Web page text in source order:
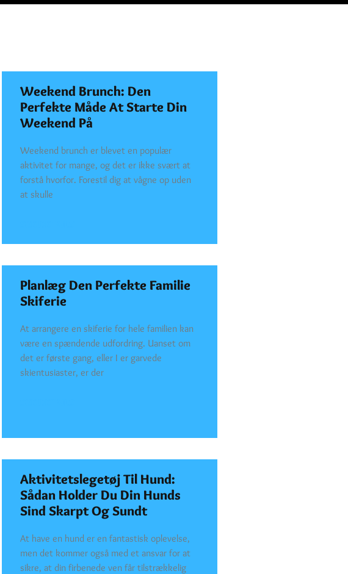
Weekend Brunch: Den
Perfekte Måde At Starte Din
Weekend På
Weekend brunch er blevet en populær
aktivitet for mange, og det er ikke svært at
forstå hvorfor. Forestil dig at vågne op uden
at skulle
Planlæg Den Perfekte Familie
Skiferie
At arrangere en skiferie for hele familien kan
være en spændende udfordring. Uanset om
det er første gang, eller I er garvede
skientusiaster, er der
Aktivitetslegetøj Til Hund:
Sådan Holder Du Din Hunds
Sind Skarpt Og Sundt
At have en hund er en fantastisk oplevelse,
men det kommer også med et ansvar for at
sikre, at din firbenede ven får tilstrækkelig